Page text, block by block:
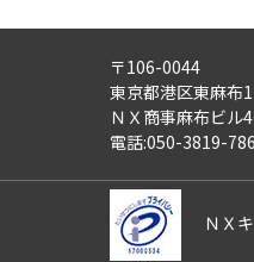
〒106-0044
東京都港区東麻布
ＮＸ商事麻布ビル
電話:050-3819-
ＮＸ